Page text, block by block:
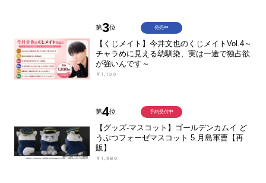
第3位
【くじメイト】今井文也のくじメイトVol.4～
チャラめに見える幼馴染、実は一途で独占欲
が強いんです～
￥1,100
発売中
第4位
【グッズ-マスコット】ゴールデンカムイ ど
うぶつフォーゼマスコット 5.月島軍曹【再
販】
￥1,980
予約受付中